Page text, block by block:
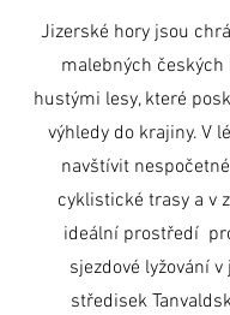
Jizerské hory jsou
malebných českých
hustými lesy, které
výhledy do krajiny. V
navštívit
cyklistické trasy a v
ideální prostředí
sjezdové lyžování
středisek